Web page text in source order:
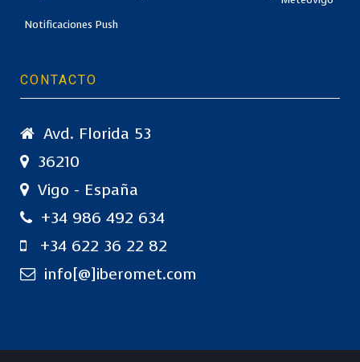
Notificaciones Push
CONTACTO
Avd. Florida 53
36210
Vigo - España
+34 986 492 634
+34 622 36 22 82
info[@]iberomet.com